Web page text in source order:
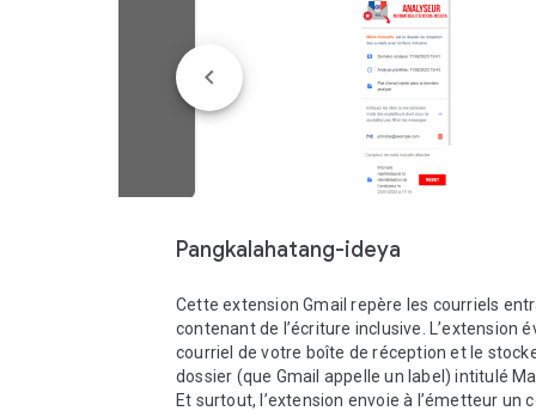
Pangkalahatang-ideya
Cette extension Gmail repère les courriels
contenant de l’écriture inclusive. L’extension
courriel de votre boîte de réception et le
dossier (que Gmail appelle un label) intitulé
Et surtout, l’extension envoie à l’émetteur un